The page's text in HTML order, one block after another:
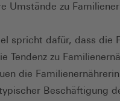
Umstände zu
spricht dafür, dass die
Tendenz zu
die
Beschäftigung